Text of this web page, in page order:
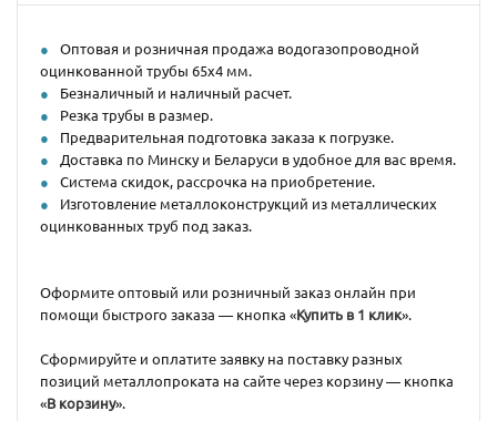
Оптовая и розничная продажа водогазопроводной
оцинкованной трубы 65x4 мм.
Безналичный и наличный расчет.
Резка трубы в размер.
Предварительная подготовка заказа к погрузке.
Доставка по Минску и Беларуси в удобное для вас время.
Система скидок, рассрочка на приобретение.
Изготовление металлоконструкций из металлических
оцинкованных труб под заказ.
Оформите оптовый или розничный заказ онлайн при
помощи быстрого заказа — кнопка «Купить в 1 клик».
Сформируйте и оплатите заявку на поставку разных
позиций металлопроката на сайте через корзину — кнопка
«В корзину».